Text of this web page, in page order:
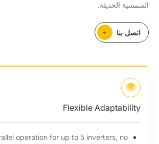
الشمسية الحديثة.
اتصل بنا
High Efficiency
and 16A input to support high-